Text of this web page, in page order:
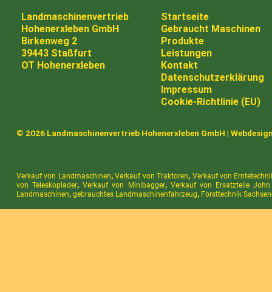
Landmaschinenvertrieb
Hohenerxleben GmbH
Birkenweg 2
39443 Staßfurt
OT Hohenerxleben
Startseite
Gebraucht Maschinen
Produkte
Leistungen
Kontakt
Datenschutzerklärung
Impressum
Cookie-Richtlinie (EU)
© 2026 Landmaschinenvertrieb Hohenerxleben GmbH |
Verkauf von Landmaschinen,Verkauf von Traktoren, Verkauf von
von Teleskoplader,Verkauf von Minibagger, Verkauf von Ersatzteile John
Landmaschinen, gebrauchtes Landmaschinenfahrzeug, Forsttechnik